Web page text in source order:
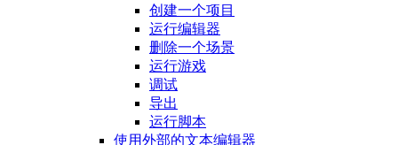
创建一个项目
运行编辑器
删除一个场景
运行游戏
调试
导出
运行脚本
使用外部的文本编辑器